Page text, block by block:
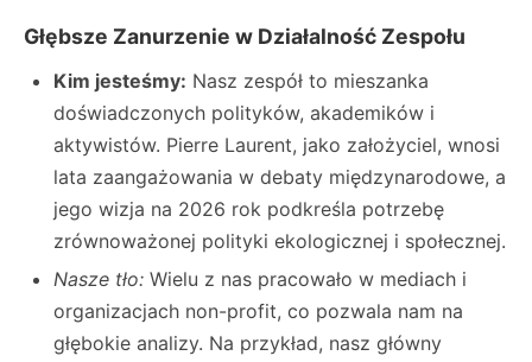
Głębsze Zanurzenie w Działalność Zespołu
Kim jesteśmy: Nasz zespół to mieszanka
doświadczonych polityków, akademików i
aktywistów. Pierre Laurent, jako założyciel, wnosi
lata zaangażowania w debaty międzynarodowe, a
jego wizja na 2026 rok podkreśla potrzebę
zrównoważonej polityki ekologicznej i społecznej.
Nasze tło: Wielu z nas pracowało w mediach i
organizacjach non-profit, co pozwala nam na
głębokie analizy. Na przykład, nasz główny